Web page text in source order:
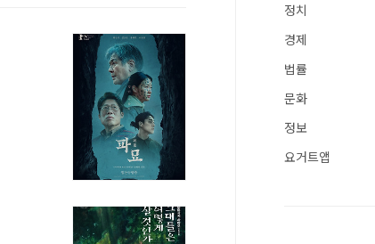
정치
경제
법률
문화
정보
요거트앱